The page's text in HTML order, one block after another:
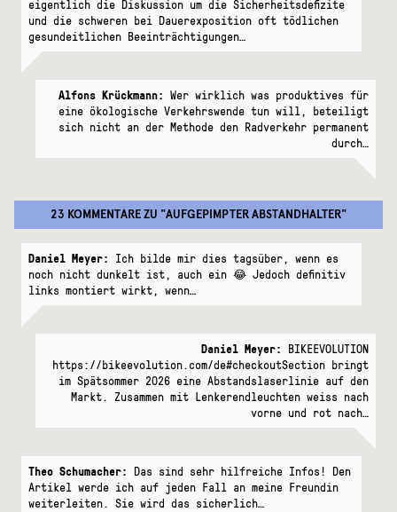
eigentlich die Diskussion um die Sicherheitsdefizite
und die schweren bei Dauerexposition oft tödlichen
gesundeitlichen Beeinträchtigungen…
Alfons Krückmann: Wer wirklich was produktives für
eine ökologische Verkehrswende tun will, beteiligt
sich nicht an der Methode den Radverkehr permanent
durch…
23 KOMMENTAREZU "AUFGEPIMPTER ABSTANDHALTER"
Daniel Meyer: Ich bilde mir dies tagsüber, wenn es
noch nicht dunkelt ist, auch ein 😂 Jedoch definitiv
links montiert wirkt, wenn…
Daniel Meyer: BIKEEVOLUTION
https://bikeevolution.com/de#checkoutSection bringt
im Spätsommer 2026 eine Abstandslaserlinie auf den
Markt. Zusammen mit Lenkerendleuchten weiss nach
vorne und rot nach…
Theo Schumacher: Das sind sehr hilfreiche Infos! Den
Artikel werde ich auf jeden Fall an meine Freundin
weiterleiten. Sie wird das sicherlich…